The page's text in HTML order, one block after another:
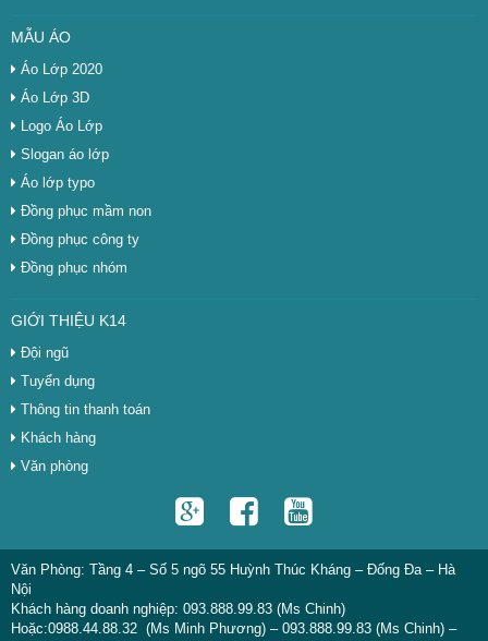
MẪU ÁO
Áo Lớp 2020
Áo Lớp 3D
Logo Áo Lớp
Slogan áo lớp
Áo lớp typo
Đồng phục mầm non
Đồng phục công ty
Đồng phục nhóm
GIỚI THIỆU K14
Đội ngũ
Tuyển dụng
Thông tin thanh toán
Khách hàng
Văn phòng
Văn Phòng: Tầng 4 – Số 5 ngõ 55 Huỳnh Thúc Kháng – Đống Đa – Hà
Nội
Khách hàng doanh nghiệp: 093.888.99.83 (Ms Chinh)
Hoặc:0988.44.88.32 (Ms Minh Phương) – 093.888.99.83 (Ms Chinh) –